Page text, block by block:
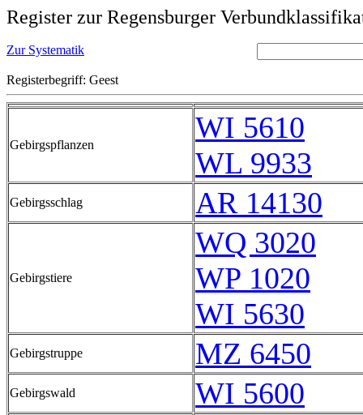
Register zur Regensburger
Zur Systematik
Registerbegriff: Geest
Gebirgspflanzen
WI 5610
WL 9933
Gebirgsschlag AR 14130
Gebirgstiere
WQ 3020
WP 1020
WI 5630
Gebirgstruppe MZ 6450
Gebirgswald WI 5600